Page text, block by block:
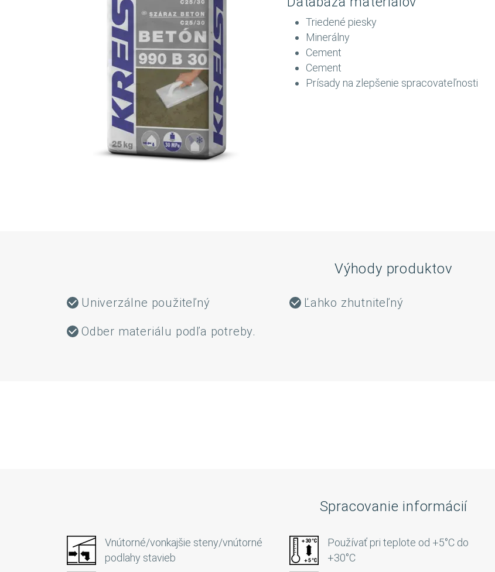
Triedené piesky
Minerálny
Cement
Cement
Prísady na zlepšenie spracovateľnosti
Výhody produktov
Univerzálne použiteľný Ľahko zhutniteľný
Odber materiálu podľa potreby.
Spracovanie informácií
Vnútorné/vonkajšie steny/vnútorné
podlahy stavieb
Používať pri teplote od +5°C do
+30°C